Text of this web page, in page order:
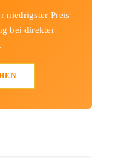
niedrigster Preis
bei direkter